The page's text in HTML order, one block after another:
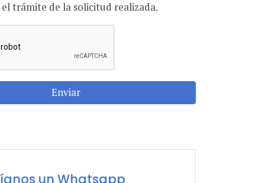
trámite de la solicitud realizada.
Enviar
un Whatsapp